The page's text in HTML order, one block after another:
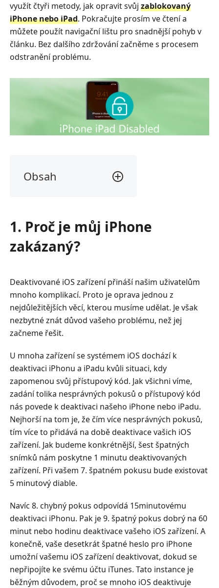
využít čtyři metody, jak opravit svůj zablokovaný
iPhone nebo iPad. Pokračujte prosím ve čtení a
můžete použít navigační lištu pro snadnější pohyb v
článku. Bez dalšího zdržování začněme s procesem
odstranění problému.
Obsah
můj
iPhone
zakázaný?
odemknout
deaktivovaný
iPhone
iPad
–
způsob
3.
Jak
odemknout
deaktivovaný
iPhone
iPad
pomocí
iTunes
Jak
odemknout
deaktivovaný
iPhone
iPad
přes
iCloud
5.
1. Proč je můj iPhone
zakázaný?
Deaktivované iOS zařízení přináší našim uživatelům
mnoho komplikací. Proto je oprava jednou z
nejdůležitějších věcí, kterou musíme udělat. Je však
nezbytné znát důvod vašeho problému, než jej
začneme řešit.
U mnoha zařízení se systémem iOS dochází k
deaktivaci iPhonu a iPadu kvůli situaci, kdy
zapomenou svůj přístupový kód. Jak všichni víme,
zadání tolika nesprávných pokusů o přístupový kód
nás povede k deaktivaci našeho iPhone nebo iPadu.
Nejhorší na tom je, že čím více nesprávných pokusů,
tím více to přidává na době deaktivace vašich iOS
zařízení. Jak budeme konkrétnější, šest špatných
snímků nám poskytne 1 minutu deaktivovaných
zařízení. Při vašem 7. špatném pokusu bude existovat
5 minutový diable.
Navíc 8. chybný pokus odpovídá 15minutovému
deaktivaci iPhonu. Pak je 9. špatný pokus dobrý na 60
minut nebo hodinu deaktivace vašeho iOS zařízení. A
konečně, vaše desetkrát špatné heslo pro iPhone
umožní vašemu iOS zařízení deaktivovat, dokud se
nepřipojíte ke svému účtu iTunes. Tato instance je
běžným důvodem, proč se mnoho iOS deaktivuje